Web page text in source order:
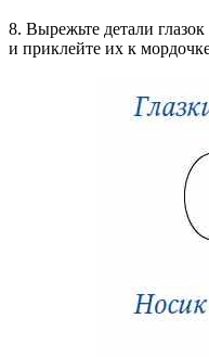
8. Вырежьте детали
и приклейте их к